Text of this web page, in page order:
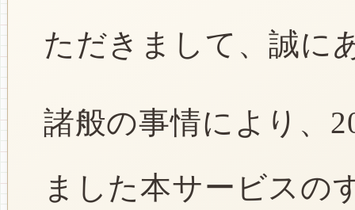
ただきまして、誠に
諸般の事情により、
ました本サービスの